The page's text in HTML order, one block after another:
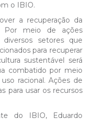
o IBIO.
a recuperação da
Por meio de ações
setores que
para recuperar
sustentável será
combatido por meio
racional. Ações de
para usar os recursos
do IBIO, Eduardo